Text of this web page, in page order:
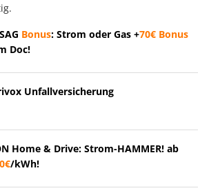
Bonus: Strom oder Gas +70€ Bonus
Doc!
Unfallversicherung
Home & Drive: Strom-HAMMER! ab
/kWh!